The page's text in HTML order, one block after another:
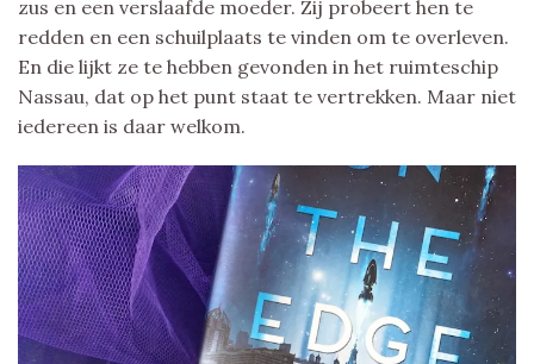
zus en een verslaafde moeder. Zij probeert hen te
redden en een schuilplaats te vinden om te overleven.
En die lijkt ze te hebben gevonden in het ruimteschip
Nassau, dat op het punt staat te vertrekken. Maar niet
iedereen is daar welkom.